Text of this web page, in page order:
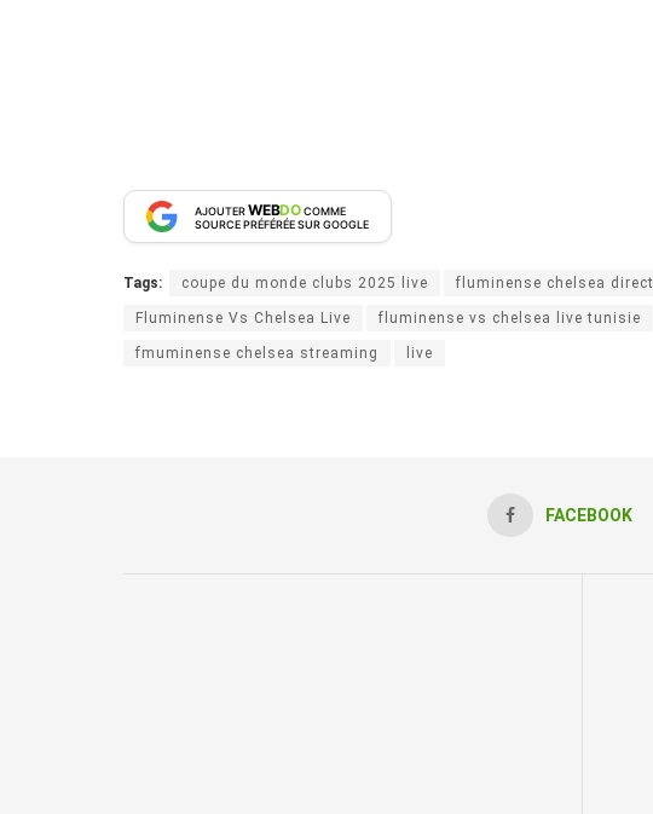
AJOUTERWEBDOCOMME
SOURCE PRÉFÉRÉE SUR GOOGLE
Tags: coupe du monde clubs 2025 live fluminense chelsea direct
Fluminense Vs Chelsea Live fluminense vs chelsea live tunisie
fmuminense chelsea streaming live
FACEBOOK